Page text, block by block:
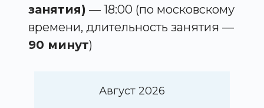
занятия) — 18:00 (по московскому
времени, длительность занятия —
90 минут)
Август 2026